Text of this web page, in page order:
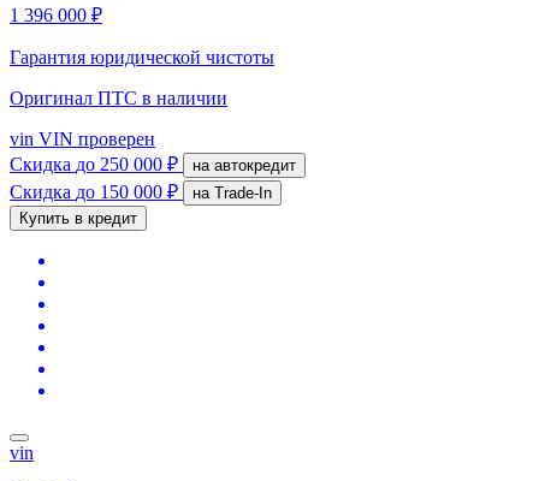
1 396 000 ₽
Гарантия юридической чистоты
Оригинал ПТС в наличии
vin VIN проверен
Скидка до 250 000 ₽ на автокредит
Скидка до 150 000 ₽
на Trade-In
Купить в кредит
vin